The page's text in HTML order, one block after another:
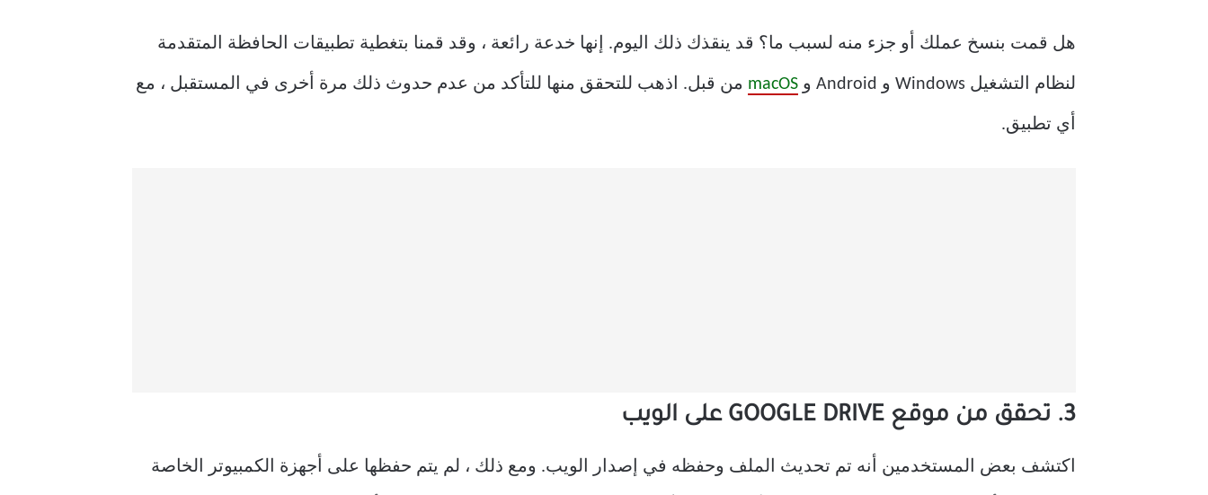
هل قمت بنسخ عملك أو جزء منه لسبب ما؟ قد ينقذك ذلك اليوم. إنها خدعة رائعة ، وقد قمنا بتغطية تطبيقات الحافظة المتقدمة
لنظام التشغيل Windows و Android و macOS من قبل. اذهب للتحقق منها للتأكد من عدم حدوث ذلك مرة أخرى في المستقبل ، مع
أي تطبيق.
3. تحقق من موقع GOOGLE DRIVE على الويب
اكتشف بعض المستخدمين أنه تم تحديث الملف وحفظه في إصدار الويب. ومع ذلك ، لم يتم حفظها على أجهزة الكمبيوتر الخاصة